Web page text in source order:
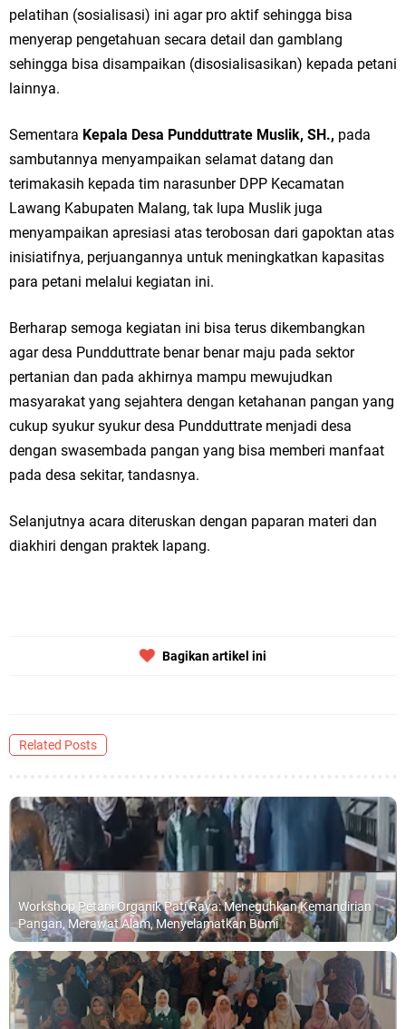
Husnul Aqib, M.M. untuk Negeri
Menuju Indonesia Emas 2045
Reses Anggota DPRD Jabar M. Rizky di Desa Cibitung Wetan: Serap
Aspirasi Petani dan Warga
Hari Jadi Pertama PHIGMA: Advokat dan LBH Perkuat Soliditas di
Jakarta
Pemdes Cibanteng Salurkan PMT: Cegah Stunting, Perkuat Gizi Balita
dan Ibu Hamil Narasi
Zakat Produktif Dorong Kemandirian UMKM, LAZISNU Kedamean Bantu
Kembangkan Warung Bu Wiwik
Karang Taruna Gresik Perkuat Ekonomi Lewat Pemanfaatan Gedung C
Islamic Center
Jajanan Jadul di Ecopark Randuagung
DPC PDI Perjuangan Gresik Tebar Berkah Idul Adha, Bagikan Daging
Ponpes Himmatul Khoiriyah Gelar Penyembelihan Hewan Qurban dari
RT 03 RW 01 Patra Raya Rosewood Cerme Gresik Berbenah dan
Bersolek, Siap Meriahkan HUT Ke 81 RI
Jumat, 7 Agustus
pelatihan (sosialisasi) ini agar pro aktif sehingga bisa
menyerap pengetahuan secara detail dan gamblang
sehingga bisa disampaikan (disosialisasikan) kepada petani
lainnya.
Sementara Kepala Desa Pundduttrate Muslik, SH., pada
sambutannya menyampaikan selamat datang dan
terimakasih kepada tim narasunber DPP Kecamatan
Lawang Kabupaten Malang, tak lupa Muslik juga
menyampaikan apresiasi atas terobosan dari gapoktan atas
inisiatifnya, perjuangannya untuk meningkatkan kapasitas
para petani melalui kegiatan ini.
Berharap semoga kegiatan ini bisa terus dikembangkan
agar desa Pundduttrate benar benar maju pada sektor
pertanian dan pada akhirnya mampu mewujudkan
masyarakat yang sejahtera dengan ketahanan pangan yang
cukup syukur syukur desa Pundduttrate menjadi desa
dengan swasembada pangan yang bisa memberi manfaat
pada desa sekitar, tandasnya.
Selanjutnya acara diteruskan dengan paparan materi dan
diakhiri dengan praktek lapang.
Bagikan artikel ini
Related Posts
Workshop Petani Organik Pati Raya: Meneguhkan Kemandirian
Pangan, Merawat Alam, Menyelamatkan Bumi